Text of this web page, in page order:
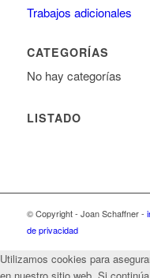
Trabajos adicionales
CATEGORÍAS
No hay categorías
LISTADO
© Copyright - Joan Schaffner -
de privacidad
Utilizamos cookies para